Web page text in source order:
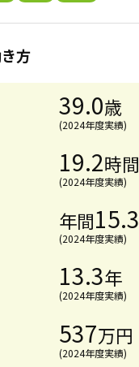
方
39.0歳
(2024年度実績)
19.2時間
(2024年度実績)
年間15.3
(2024年度実績)
13.3年
(2024年度実績)
537万円
(2024年度実績)